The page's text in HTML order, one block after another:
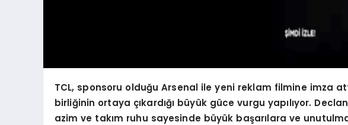
TCL, sponsoru olduğu Arsenal ile yeni reklam filmine imza
birliğinin ortaya çıkardığı büyük güce vurgu yapılıyor.
azim ve takım ruhu sayesinde büyük başarılara ve